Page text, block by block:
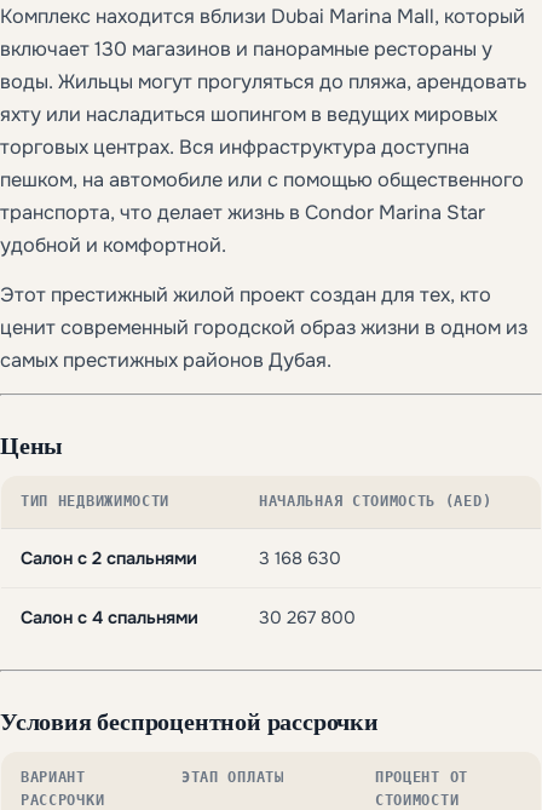
Комплекс находится вблизи Dubai Marina Mall, который
включает 130 магазинов и панорамные рестораны у
воды. Жильцы могут прогуляться до пляжа, арендовать
яхту или насладиться шопингом в ведущих мировых
торговых центрах. Вся инфраструктура доступна
пешком, на автомобиле или с помощью общественного
транспорта, что делает жизнь в Condor Marina Star
удобной и комфортной.
Этот престижный жилой проект создан для тех, кто
ценит современный городской образ жизни в одном из
самых престижных районов Дубая.
Цены
ТИП НЕДВИЖИМОСТИ НАЧАЛЬНАЯ СТОИМОСТЬ (AED)
Салон с 2 спальнями 3 168 630
Салон с 4 спальнями 30 267 800
Условия беспроцентной рассрочки
ВАРИАНТ
РАССРОЧКИ
ЭТАП ОПЛАТЫ
ПРОЦЕНТ ОТ
СТОИМОСТИ